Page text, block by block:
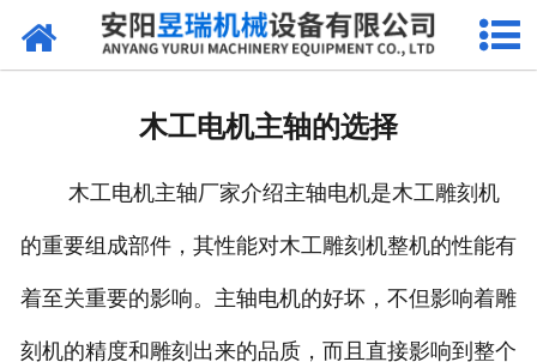
网站首页
联系我们
木工电机主轴的选择
木工电机主轴厂家介绍主轴电机是木工雕刻机
的重要组成部件，其性能对木工雕刻机整机的性能有
着至关重要的影响。主轴电机的好坏，不但影响着雕
刻机的精度和雕刻出来的品质，而且直接影响到整个